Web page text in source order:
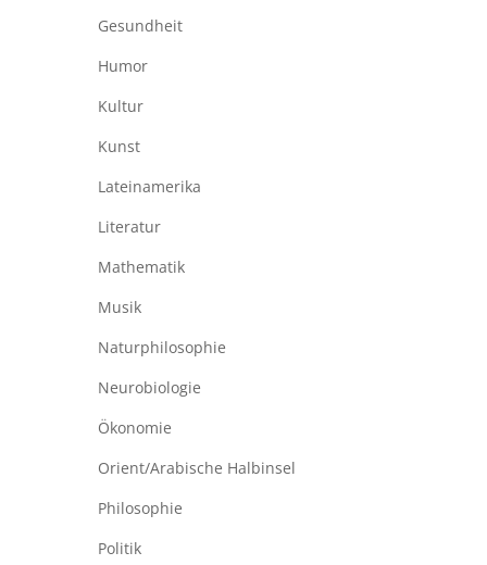
Gesundheit
Humor
Kultur
Kunst
Lateinamerika
Literatur
Mathematik
Musik
Naturphilosophie
Neurobiologie
Ökonomie
Orient/Arabische Halbinsel
Philosophie
Politik